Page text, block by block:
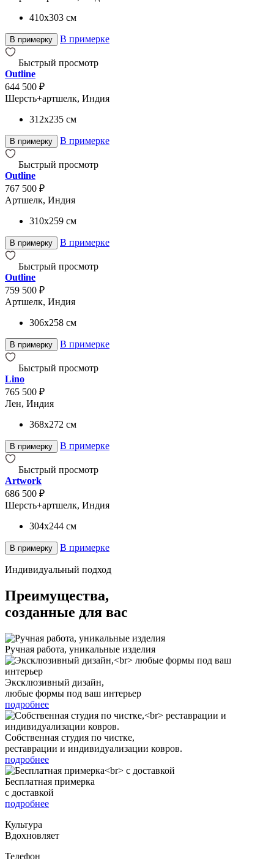
410x303 см
В примерку В примерке
Быстрый просмотр
Outline
644 500 ₽
Шерсть+артшелк, Индия
312x235 см
В примерку В примерке
Быстрый просмотр
Outline
767 500 ₽
Артшелк, Индия
310x259 см
В примерку В примерке
Быстрый просмотр
Outline
759 500 ₽
Артшелк, Индия
306x258 см
В примерку В примерке
Быстрый просмотр
Lino
765 500 ₽
Лен, Индия
368x272 см
В примерку В примерке
Быстрый просмотр
Artwork
686 500 ₽
Шерсть+артшелк, Индия
304x244 см
В примерку В примерке
Индивидуальный подход
Преимущества,
созданные для вас
Ручная работа, уникальные изделия
Эксклюзивный дизайн,
любые формы под ваш интерьер
подробнее
Собственная студия по чистке,
реставрации и индивидуализации ковров.
подробнее
Бесплатная примерка
с доставкой
подробнее
Культура
Вдохновляет
Телефон